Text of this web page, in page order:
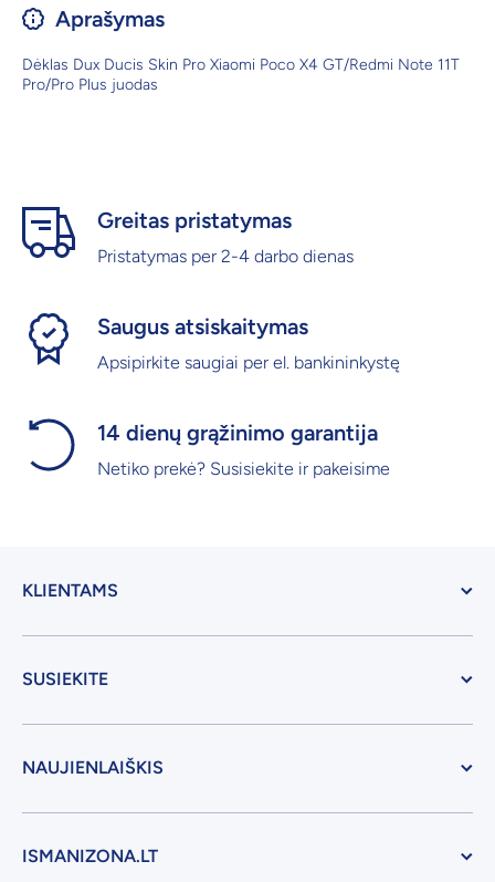
Aprašymas
Dėklas Dux Ducis Skin Pro Xiaomi Poco X4 GT/Redmi Note 11T
Pro/Pro Plus juodas
Greitas pristatymas
Pristatymas per 2-4 darbo dienas
Saugus atsiskaitymas
Apsipirkite saugiai per el. bankininkystę
14 dienų grąžinimo garantija
Netiko prekė? Susisiekite ir pakeisime
KLIENTAMS
SUSIEKITE
NAUJIENLAIŠKIS
ISMANIZONA.LT